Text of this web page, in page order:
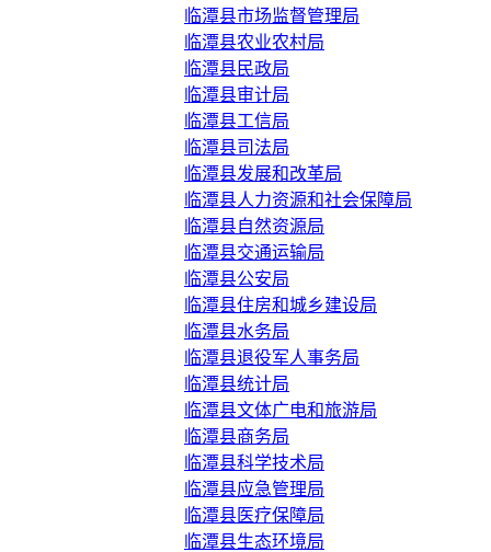
临潭县市场监督管理局
临潭县农业农村局
临潭县民政局
临潭县审计局
临潭县工信局
临潭县司法局
临潭县发展和改革局
临潭县人力资源和社会保障局
临潭县自然资源局
临潭县交通运输局
临潭县公安局
临潭县住房和城乡建设局
临潭县水务局
临潭县退役军人事务局
临潭县统计局
临潭县文体广电和旅游局
临潭县商务局
临潭县科学技术局
临潭县应急管理局
临潭县医疗保障局
临潭县生态环境局